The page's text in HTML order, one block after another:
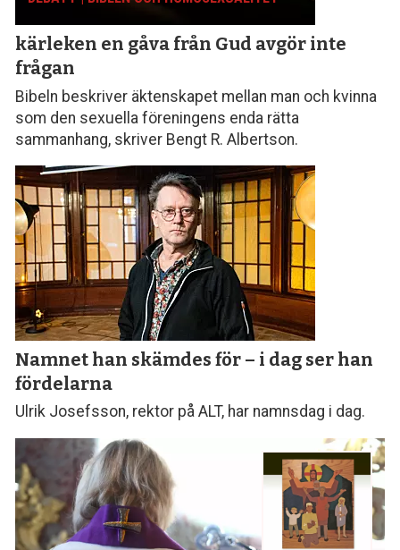
kärleken en gåva från Gud avgör inte
frågan
Bibeln beskriver äktenskapet mellan man och kvinna
som den sexuella föreningens enda rätta
sammanhang, skriver Bengt R. Albertson.
Namnet han skämdes för – i dag ser han
fördelarna
Ulrik Josefsson, rektor på ALT, har namnsdag i dag.